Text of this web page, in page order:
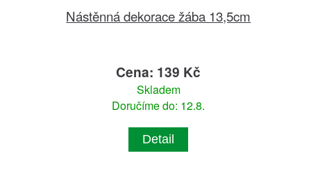
Nástěnná dekorace žába 13,5cm
Cena: 139 Kč
Skladem
Doručíme do: 12.8.
Detail